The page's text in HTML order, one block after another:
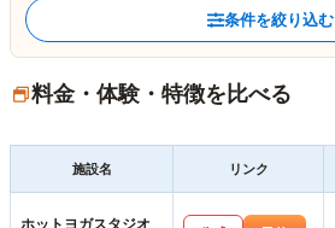
条件を絞り込む
料金・体験・特徴を比べる
施設名 リンク
ホットヨガスタジオ